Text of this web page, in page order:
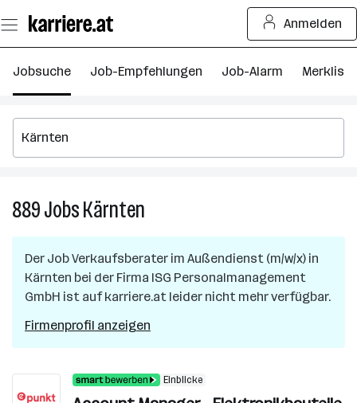
Seiteninhalt
springen
Anmelden
Jobsuche Job-Empfehlungen Job-Alarm Merkliste
889JobsKärnten
Kärnten
Der JobVerkaufsberater im Außendienst (m/w/x) in
Kärnten bei der Firma ISG Personalmanagement
GmbH ist auf karriere.at leider nicht mehr verfügbar.
Firmenprofil anzeigen
Einblicke